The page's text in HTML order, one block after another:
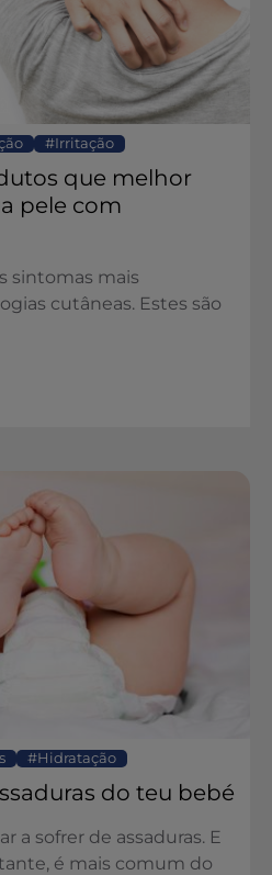
Irritação
que melhor
pele com
sintomas mais
cutâneas. Estes são
Hidratação
do teu bebé
a sofrer de assaduras. E
é mais comum do